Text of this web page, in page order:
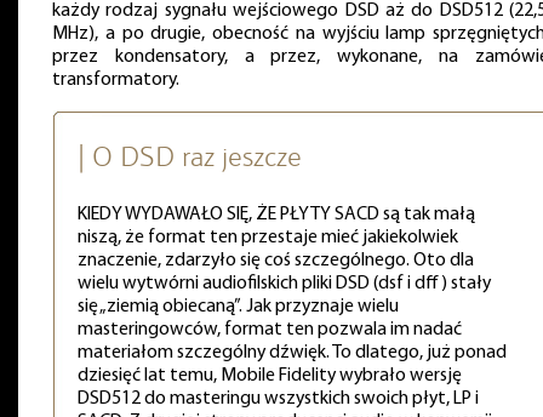
każdy rodzaj sygnału wejściowego DSD aż do DSD512
MHz), a po drugie, obecność na wyjściu lamp
przez kondensatory, a przez, wykonane, na
transformatory.
| O DSD raz jeszcze
KIEDY WYDAWAŁO SIĘ, ŻE PŁYTY SACD są tak małą
niszą, że format ten przestaje mieć jakiekolwiek
znaczenie, zdarzyło się coś szczególnego. Oto dla
wielu wytwórni audiofilskich pliki DSD (dsf i dff) stały
się „ziemią obiecaną”. Jak przyznaje wielu
masteringowców, format ten pozwala im nadać
materiałom szczególny dźwięk. To dlatego, już ponad
dziesięć lat temu, Mobile Fidelity wybrało wersję
DSD512 do masteringu wszystkich swoich płyt, LP i